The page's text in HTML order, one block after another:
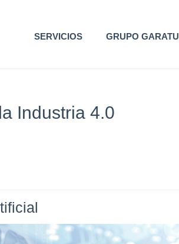
SERVICIOS GRUPO GARATU
Industria 4.0